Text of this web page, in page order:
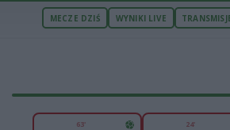
MECZE DZIŚ WYNIKI LIVE
63' 24'